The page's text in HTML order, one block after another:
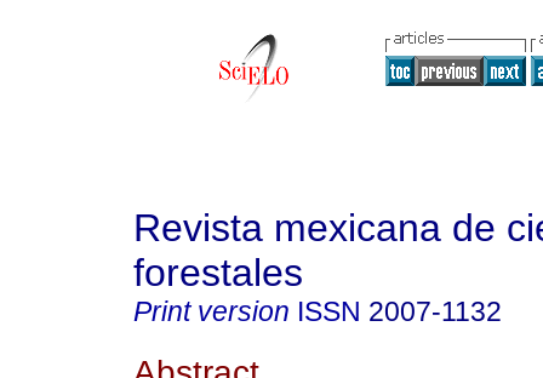
Revista mexicana de
forestales
Print version ISSN 2007-1132